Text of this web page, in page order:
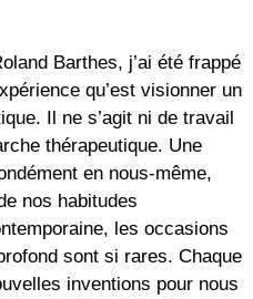
Barthes, j’ai été frappé
qu’est visionner un
Il ne s’agit ni de travail
thérapeutique. Une
en nous-même,
nos habitudes
les occasions
sont si rares. Chaque
inventions pour nous